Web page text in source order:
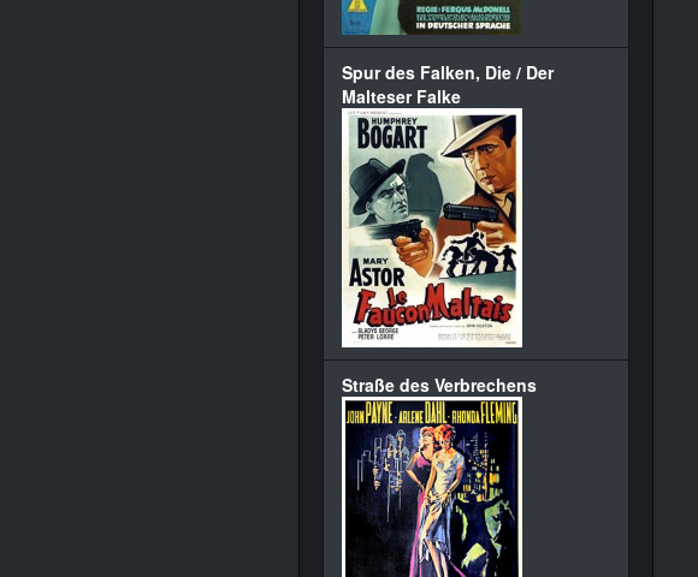
Spur des Falken, Die / Der
Malteser Falke
Straße des Verbrechens